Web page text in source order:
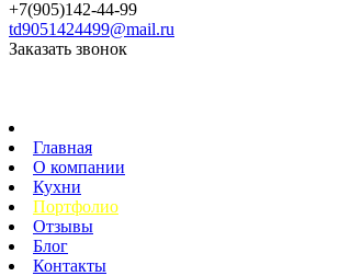
+7(905)142-44-99
td9051424499@mail.ru
Заказать звонок
Главная
О компании
Кухни
Портфолио
Отзывы
Блог
Контакты